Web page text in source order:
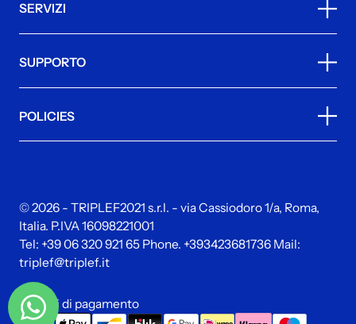
SERVIZI
SUPPORTO
POLICIES
© 2026 - TRIPLEF2021 s.r.l. - via Cassiodoro 1/a, Roma,
Italia. P.IVA 16098221001
Tel: +39 06 320 921 65Phone. +393423681736Mail:
triplef@triplef.it
Metodi di pagamento